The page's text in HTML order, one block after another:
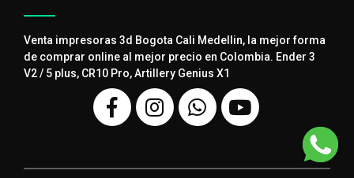
Venta impresoras 3d Bogota Cali Medellin, la mejor forma
de comprar online al mejor precio en Colombia. Ender 3
V2 / 5 plus, CR10 Pro, Artillery Genius X1